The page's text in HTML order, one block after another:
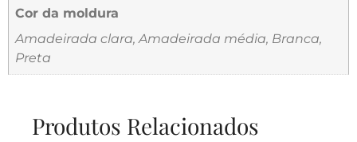
Cor da moldura
Amadeirada clara, Amadeirada média, Branca,
Preta
Produtos Relacionados